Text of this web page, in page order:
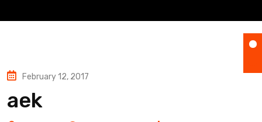
February 12, 2017
aek